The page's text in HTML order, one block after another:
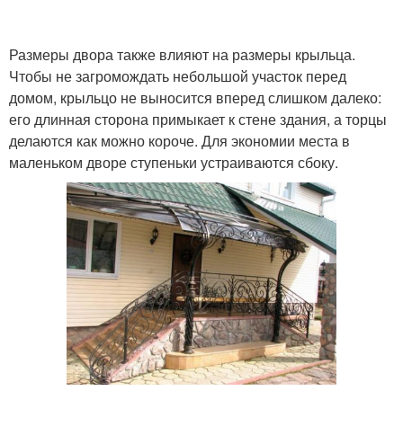
Размеры двора также влияют на размеры крыльца.
Чтобы не загромождать небольшой участок перед
домом, крыльцо не выносится вперед слишком далеко:
его длинная сторона примыкает к стене здания, а торцы
делаются как можно короче. Для экономии места в
маленьком дворе ступеньки устраиваются сбоку.